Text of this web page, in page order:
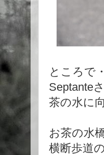
ところで
Septante
茶の水に
お茶の水
横断歩道